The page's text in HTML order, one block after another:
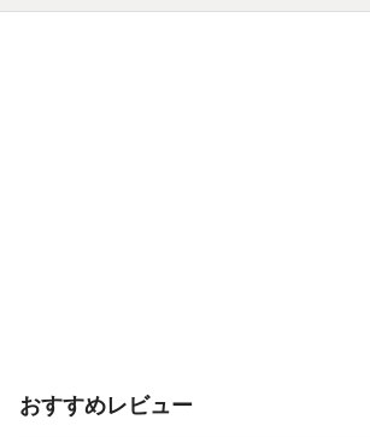
おすすめレビュー